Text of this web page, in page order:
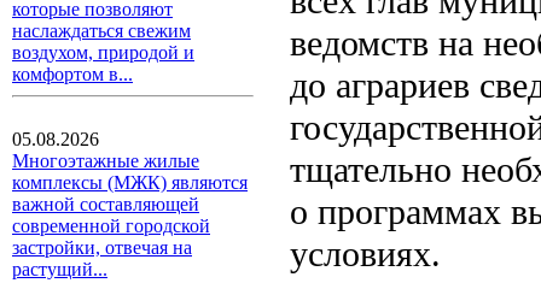
которые позволяют
наслаждаться свежим
воздухом, природой и
комфортом в...
05.08.2026
Многоэтажные жилые
комплексы (МЖК) являются
важной составляющей
современной городской
застройки, отвечая на
растущий...
ведомств на
до аграриев
тщательно
о программах
условиях.